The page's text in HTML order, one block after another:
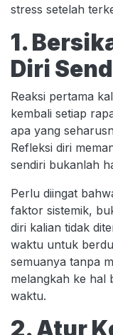
stress setelah
1.
Diri
Reaksi pertama
kembali setiap
apa yang
Refleksi diri
sendiri bukanlah
Perlu diingat
faktor sistemik,
diri kalian tidak
waktu untuk
semuanya tanpa
melangkah ke hal
waktu.
2. Atur